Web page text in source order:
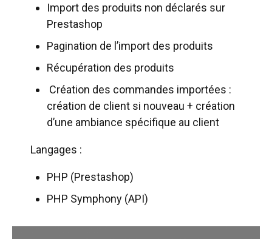
Import des produits non déclarés sur
Prestashop
Pagination de l’import des produits
Récupération des produits
Création des commandes importées :
création de client si nouveau + création
d’une ambiance spécifique au client
Langages :
PHP (Prestashop)
PHP Symphony (API)